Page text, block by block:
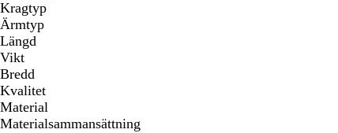
Kragtyp
Ärmtyp
Längd
Vikt
Bredd
Kvalitet
Material
Materialsammansättning